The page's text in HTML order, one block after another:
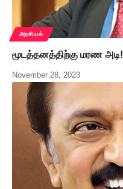
அரசியல்
மூடத்தனத்திற்கு மரண அடி!
November 28, 2023